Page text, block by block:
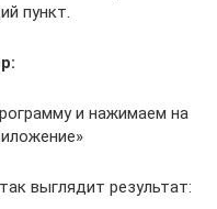
пункт.
и нажимаем на
выглядит результат: